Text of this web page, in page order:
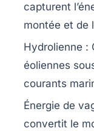
capturent
montée et de
Hydrolienne :
éoliennes
courants
Énergie de
convertit le